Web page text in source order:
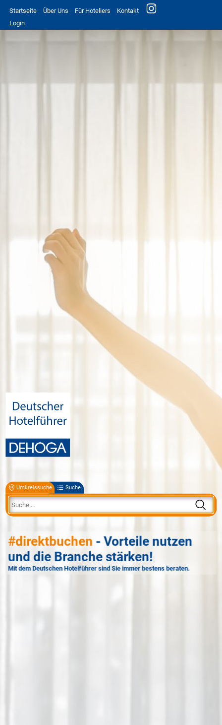
Startseite Über Uns Für Hoteliers
Kontakt
Login
Umkreissuche Suche
#direktbuchen - Vorteile nutzen
und die Branche stärken!
Mit dem Deutschen Hotelführer sind Sie immer bestens beraten.